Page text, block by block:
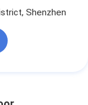
Shenzhen